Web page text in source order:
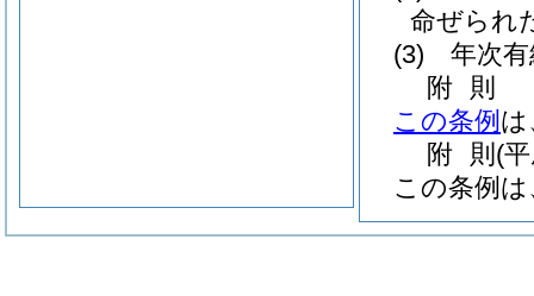
命ぜられ
(3)
年次
附 則
この条例 は
附 則 (
この条例